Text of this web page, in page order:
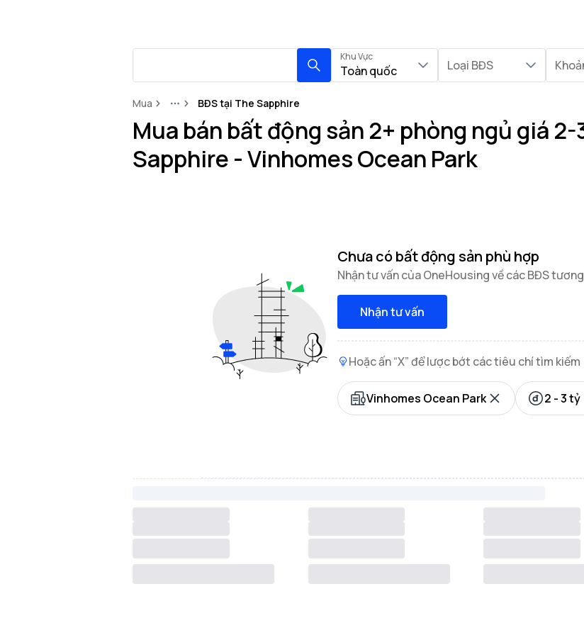
Khu Vực
Toàn quốc Loại BĐS
Mua MoreBĐS tại The Sapphire
Mua bán bất động sản 2+ phòng ngủ giá 2-
Sapphire - Vinhomes Ocean Park
Chưa có bất động sản phù hợp
Nhận tư vấn của OneHousing về các BĐS
Nhận tư vấn
Hoặc ấn “X” để lược bớt các tiêu chí tìm kiếm
Vinhomes Ocean Park 2 - 3 tỷ